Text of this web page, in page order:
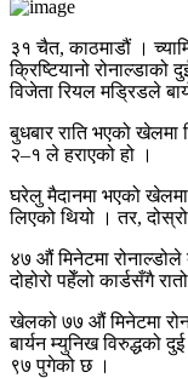
३१ चैत, काठमाडौं ।
क्रिष्टियानो
विजेता रियल मड्रिडले
बुधबार राति भएको खेलमा
२–१ ले हराएको हो ।
घरेलु मैदानमा भएको
लिएको थियो । तर,
४७ औं मिनेटमा रोनाल्डोले
दोहोरो पहेँलो कार्डसँगै
खेलको ७७ औं मिनेटमा
बार्यन म्युनिख विरुद्धको
९७ पुगेको छ ।